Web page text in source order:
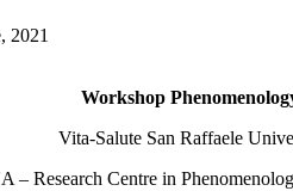
2021
Workshop
Vita-Salute San Raffaele
– Research Centre in